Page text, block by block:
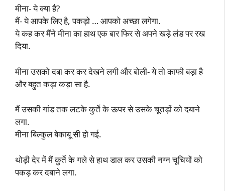
मीना- ये क्या है?
मैं- ये आपके लिए है, पकड़ो … आपको अच्छा लगेगा.
ये कह कर मैंने मीना का हाथ एक बार फिर से अपने खड़े लंड पर रख
दिया.
मीना उसको दबा कर कर देखने लगी और बोली- ये तो काफी बड़ा है
और बहुत कड़ा कड़ा सा है.
मैं उसकी गांड तक लटके कुर्ते के ऊपर से उसके चूतड़ों को दबाने
लगा.
मीना बिल्कुल बेकाबू सी हो गई.
थोड़ी देर में मैं कुर्ते के गले से हाथ डाल कर उसकी नग्न चूचियों को
पकड़ कर दबाने लगा.